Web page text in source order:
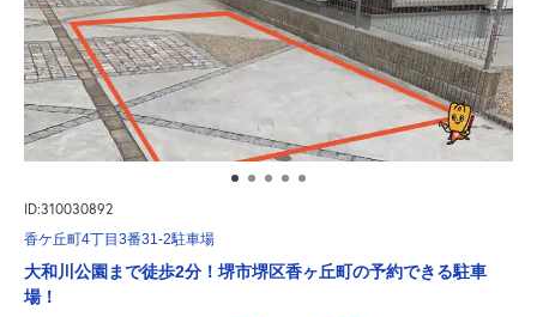
ID:310030892
香ケ丘町4丁目3番31-2駐車場
大和川公園まで徒歩2分！堺市堺区香ヶ丘町の予約できる駐車
場！